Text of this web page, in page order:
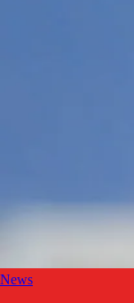
News